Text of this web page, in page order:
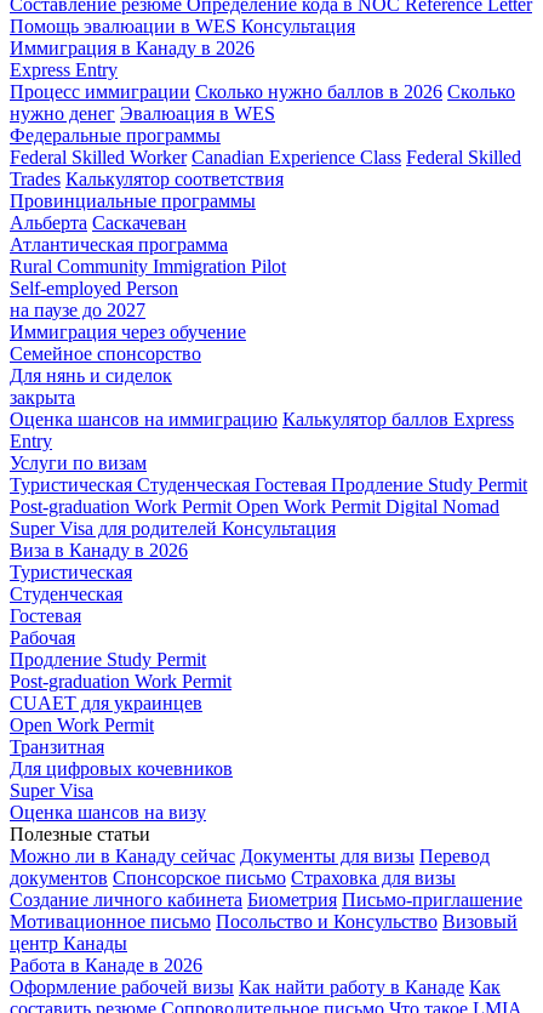
Помощь эвалюации в WES Консультация
Иммиграция в Канаду в 2026
Express Entry
Процесс иммиграции Сколько нужно баллов в 2026 Сколько
нужно денег Эвалюация в WES
Федеральные программы
Federal Skilled Worker Canadian Experience Class Federal Skilled
Trades Калькулятор соответствия
Провинциальные программы
Альберта Саскачеван
Атлантическая программа
Rural Community Immigration Pilot
Self-employed Person
на паузе до 2027
Иммиграция через обучение
Семейное спонсорство
Для нянь и сиделок
закрыта
Оценка шансов на иммиграцию Калькулятор баллов Express
Entry
Услуги по визам
Туристическая Студенческая Гостевая Продление Study Permit
Post-graduation Work Permit Open Work Permit Digital Nomad
Super Visa для родителей Консультация
Виза в Канаду в 2026
Туристическая
Студенческая
Гостевая
Рабочая
Продление Study Permit
Post-graduation Work Permit
CUAET для украинцев
Open Work Permit
Транзитная
Для цифровых кочевников
Super Visa
Оценка шансов на визу
Полезные статьи
Можно ли в Канаду сейчас Документы для визы Перевод
документов Спонсорское письмо Страховка для визы
Создание личного кабинета Биометрия Письмо-приглашение
Мотивационное письмо Посольство и Консульство Визовый
центр Канады
Работа в Канаде в 2026
Оформление рабочей визы Как найти работу в Канаде Как
составить резюме Сопроводительное письмо Что такое LMIA